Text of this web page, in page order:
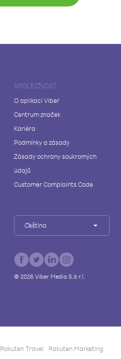
SPOLEČNOST
O aplikaci Viber
Centrum značek
Kariéra
Podmínky a zásady
Zásady ochrany soukromých
údajů
Customer Complaints Code
Čeština
© 2026Viber Media S.à r.l.
Rakuten Travel Rakuten Marketing